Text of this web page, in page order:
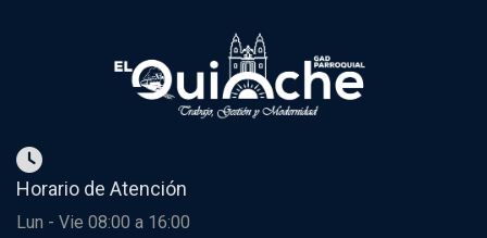
Horario de Atención
Lun - Vie 08:00 a 16:00